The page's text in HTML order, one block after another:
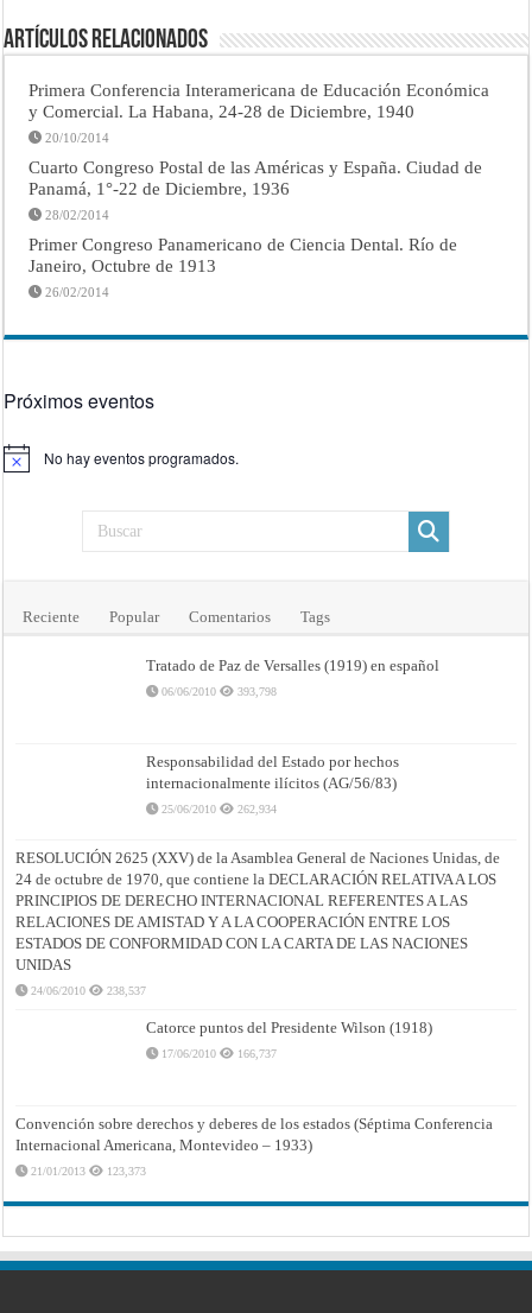
Artículos Relacionados
Primera Conferencia Interamericana de Educación Económica
y Comercial. La Habana, 24-28 de Diciembre, 1940
20/10/2014
Cuarto Congreso Postal de las Américas y España. Ciudad de
Panamá, 1°-22 de Diciembre, 1936
28/02/2014
Primer Congreso Panamericano de Ciencia Dental. Río de
Janeiro, Octubre de 1913
26/02/2014
Próximos eventos
Aviso No hay eventos programados.
Reciente Popular Comentarios Tags
Tratado de Paz de Versalles (1919) en español
06/06/2010 393,798
Responsabilidad del Estado por hechos
internacionalmente ilícitos (AG/56/83)
25/06/2010 262,934
RESOLUCIÓN 2625 (XXV) de la Asamblea General de Naciones Unidas, de
24 de octubre de 1970, que contiene la DECLARACIÓN RELATIVA A LOS
PRINCIPIOS DE DERECHO INTERNACIONAL REFERENTES A LAS
RELACIONES DE AMISTAD Y A LA COOPERACIÓN ENTRE LOS
ESTADOS DE CONFORMIDAD CON LA CARTA DE LAS NACIONES
UNIDAS
24/06/2010 238,537
Catorce puntos del Presidente Wilson (1918)
17/06/2010 166,737
Convención sobre derechos y deberes de los estados (Séptima Conferencia
Internacional Americana, Montevideo – 1933)
21/01/2013 123,373